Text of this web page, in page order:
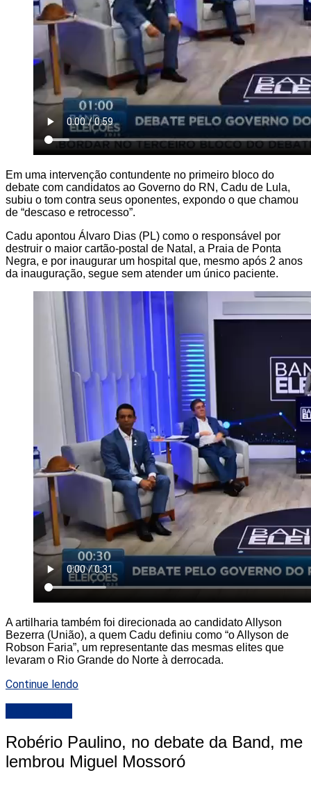
Em uma intervenção contundente no primeiro bloco do
debate com candidatos ao Governo do RN, Cadu de Lula,
subiu o tom contra seus oponentes, expondo o que chamou
de “descaso e retrocesso”.
Cadu apontou Álvaro Dias (PL) como o responsável por
destruir o maior cartão-postal de Natal, a Praia de Ponta
Negra, e por inaugurar um hospital que, mesmo após 2 anos
da inauguração, segue sem atender um único paciente.
A artilharia também foi direcionada ao candidato Allyson
Bezerra (União), a quem Cadu definiu como “o Allyson de
Robson Faria”, um representante das mesmas elites que
levaram o Rio Grande do Norte à derrocada.
Continue lendo
Robério Paulino, no debate da Band, me
lembrou Miguel Mossoró